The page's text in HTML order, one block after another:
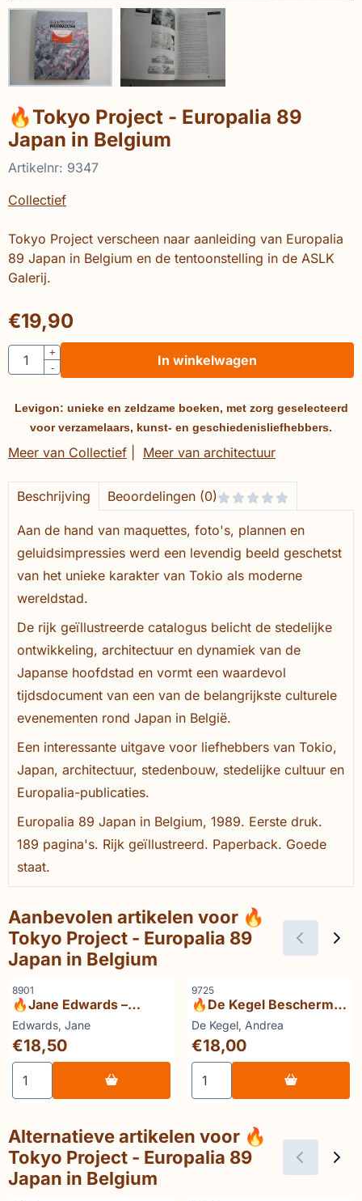
🔥Tokyo Project - Europalia 89
Japan in Belgium
Artikelnr: 9347
Collectief
Tokyo Project verscheen naar aanleiding van Europalia
89 Japan in Belgium en de tentoonstelling in de ASLK
Galerij.
€19,90
Aantal
+
-
In winkelwagen
Levigon: unieke en zeldzame boeken, met zorg geselecteerd
voor verzamelaars, kunst- en geschiedenisliefhebbers.
Meer van Collectief Meer van architectuur
Beschrijving Beoordelingen (0)
Aan de hand van maquettes, foto's, plannen en
geluidsimpressies werd een levendig beeld geschetst
van het unieke karakter van Tokio als moderne
wereldstad.
De rijk geïllustreerde catalogus belicht de stedelijke
ontwikkeling, architectuur en dynamiek van de
Japanse hoofdstad en vormt een waardevol
tijdsdocument van een van de belangrijkste culturele
evenementen rond Japan in België.
Een interessante uitgave voor liefhebbers van Tokio,
Japan, architectuur, stedenbouw, stedelijke cultuur en
Europalia-publicaties.
Europalia 89 Japan in Belgium, 1989. Eerste druk.
189 pagina's. Rijk geïllustreerd. Paperback. Goede
staat.
Aanbevolen artikelen voor 🔥
Tokyo Project - Europalia 89
Japan in Belgium
Artikelnummer
8901
🔥Jane Edwards –
London Interiors
(TASCHEN, 2000)
Merk:
Edwards, Jane
Prijs: 18,50
€18,50
Aantal kiezen voor 🔥Jane Edwards – London Interiors
Artikelnummer
9725
🔥De Kegel Beschermde
monumenten in Oost-
Vlaanderen
Merk:
De Kegel, Andrea
Prijs: 18,00
€18,00
Aantal kiezen voor 🔥De
Alternatieve artikelen voor 🔥
Tokyo Project - Europalia 89
Japan in Belgium